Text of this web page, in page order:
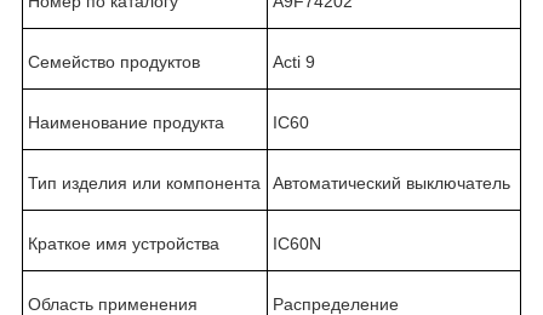
Семейство продуктов Acti 9
Наименование продукта IC60
Тип изделия или компонента Автоматический выключатель
Краткое имя устройства IC60N
Область применения Распределение